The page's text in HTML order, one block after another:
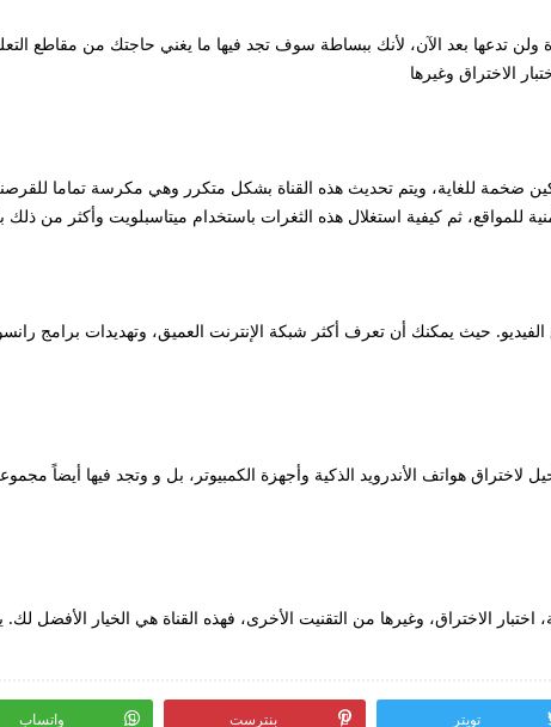
ولن تدعها بعد الآن، لأنك ببساطة سوف تجد فيها ما يغني حاجتك من مقاطع
الاختراق وغيرها
ضخمة للغاية، ويتم تحديث هذه القناة بشكل متكرر وهي مكرسة تماما للقرصنة
للمواقع، ثم كيفية استغلال هذه الثغرات باستخدام ميتاسبلويت وأكثر من ذلك
حيث يمكنك أن تعرف أكثر شبكة الإنترنت العميق، وتهديدات برامج
لاختراق هواتف الأندرويد الذكية وأجهزة الكمبيوتر، بل و وتجد فيها
اختبار الاختراق، وغيرها من التقنيت الأخرى، فهذه القناة هي الخيار
تويتر بنترست واتساب